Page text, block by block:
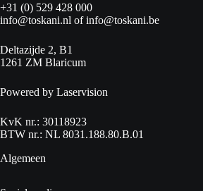
+31 (0) 529 428 000
info@toskani.nl ofinfo@toskani.be
Deltazijde 2, B1
1261 ZM Blaricum
Powered by Laservision
KvK nr.: 30118923
BTW nr.: NL 8031.188.80.B.01
Algemeen